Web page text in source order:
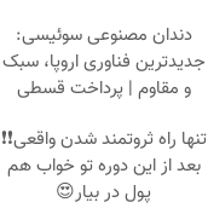
دندان مصنوعی سوئیسی:
جدیدترین فناوری اروپا، سبک
و مقاوم | پرداخت قسطی
تنها راه ثروتمند شدن واقعی❗❗
بعد از این دوره تو خواب هم
پول در بیار😍